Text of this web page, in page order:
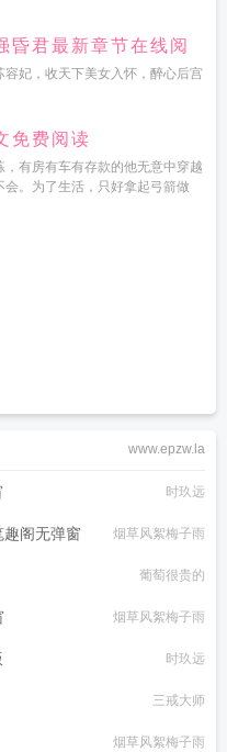
昏君最新章节在线阅
妃，收天下美女入怀，醉心后宫
免费阅读
有房有车有存款的他无意中穿越
。为了生活，只好拿起弓箭做
www.epzw.la
时玖远
阁无弹窗 烟草风絮梅子雨
葡萄很贵的
烟草风絮梅子雨
时玖远
三戒大师
烟草风絮梅子雨